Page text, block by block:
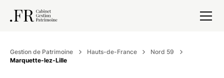
Gestion de Patrimoine Hauts-de-France
Nord 59
Marquette-lez-Lille